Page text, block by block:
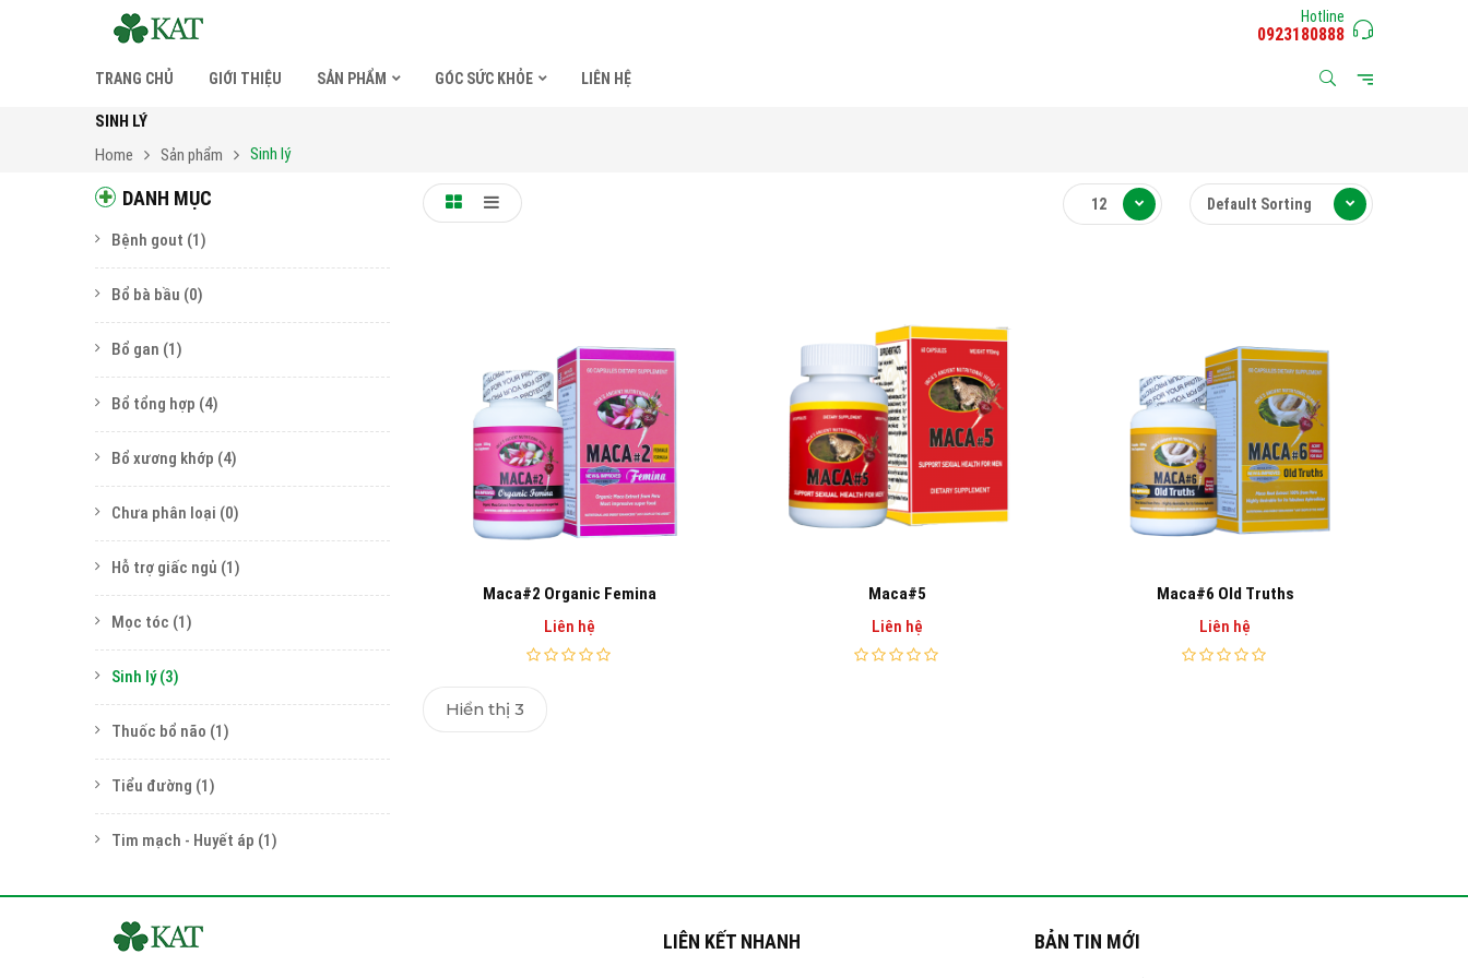
Hotline
0923180888
TRANG CHỦ GIỚI THIỆU SẢN PHẨM GÓC SỨC KHỎE LIÊN HỆ
SINH LÝ
Home
Sản phẩm Sinh lý
DANH MỤC
Bệnh gout (1)
Bổ bà bầu (0)
Bổ gan (1)
Bổ tổng hợp (4)
Bổ xương khớp (4)
Chưa phân loại (0)
Hỗ trợ giấc ngủ (1)
Mọc tóc (1)
Sinh lý (3)
Thuốc bổ não (1)
Tiểu đường (1)
Tim mạch - Huyết áp (1)
Default Sorting
12
Maca#2 Organic Femina
Liên hệ
Maca#5
Liên hệ
Maca#6 Old Truths
Liên hệ
Hiển thị 3
LIÊN KẾT NHANH BẢN TIN MỚI